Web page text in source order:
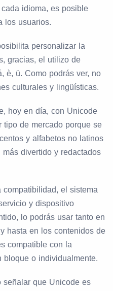
idioma, es posible
los usuarios.
personalizar la
gracias, el utilizo de
è, ü. Como podrás ver, no
culturales y lingüísticas.
hoy en día, con Unicode
de mercado porque se
y alfabetos no latinos
divertido y redactados
el sistema
y dispositivo
lo podrás usar tanto en
hasta en los contenidos de
compatible con la
o individualmente.
señalar que Unicode es